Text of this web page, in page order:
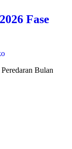
Fase
Bulan